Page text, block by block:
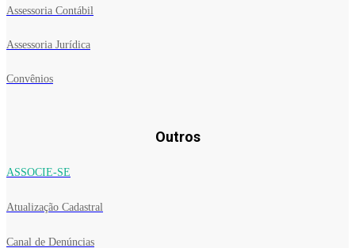
Assessoria Contábil
Assessoria Jurídica
Convênios
Outros
ASSOCIE-SE
Atualização Cadastral
Canal de Denúncias